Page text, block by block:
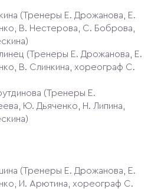
(Тренеры Е. Дрожанова, Е.
В. Нестерова, С. Боброва,
(Тренеры Е. Дрожанова, Е.
В. Слинкина, хореограф С.
(Тренеры Е.
Ю. Дьяченко, Н. Липина,
(Тренеры Е. Дрожанова, Е.
И. Арютина, хореограф С.